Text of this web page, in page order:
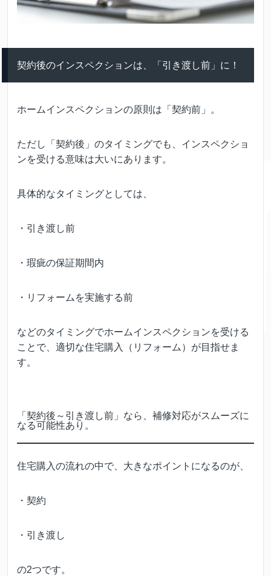
契約後のインスペクションは、「引き渡し前」に！
ホームインスペクションの原則は「契約前」。
ただし「契約後」のタイミングでも、インスペクショ
ンを受ける意味は大いにあります。
具体的なタイミングとしては、
・引き渡し前
・瑕疵の保証期間内
・リフォームを実施する前
などのタイミングでホームインスペクションを受ける
ことで、適切な住宅購入（リフォーム）が目指せま
す。
「契約後～引き渡し前」なら、補修対応がスムーズに
なる可能性あり。
住宅購入の流れの中で、大きなポイントになるのが、
・契約
・引き渡し
の2つです。